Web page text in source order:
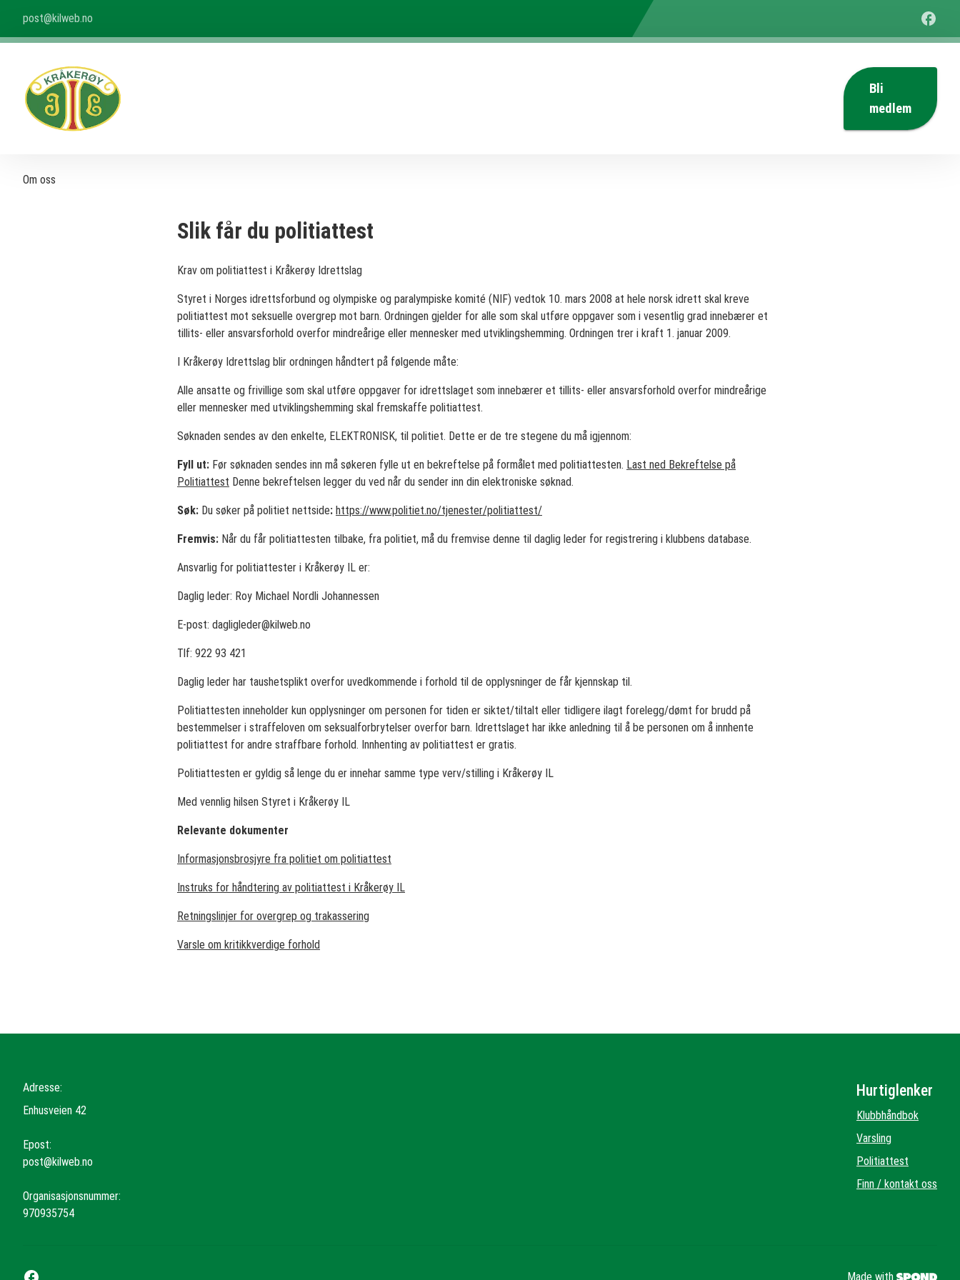
post@kilweb.no
Bli
medlem
Om oss
Slik får du politiattest
Krav om politiattest i Kråkerøy Idrettslag
Styret i Norges idrettsforbund og olympiske og paralympiske komité (NIF) vedtok 10. mars 2008 at hele norsk idrett skal kreve
politiattest mot seksuelle overgrep mot barn. Ordningen gjelder for alle som skal utføre oppgaver som i vesentlig grad innebærer et
tillits- eller ansvarsforhold overfor mindreårige eller mennesker med utviklingshemming. Ordningen trer i kraft 1. januar 2009.
I Kråkerøy Idrettslag blir ordningen håndtert på følgende måte:
Alle ansatte og frivillige som skal utføre oppgaver for idrettslaget som innebærer et tillits- eller ansvarsforhold overfor mindreårige
eller mennesker med utviklingshemming skal fremskaffe politiattest.
Søknaden sendes av den enkelte, ELEKTRONISK, til politiet. Dette er de tre stegene du må igjennom:
Fyll ut: Før søknaden sendes inn må søkeren fylle ut en bekreftelse på formålet med politiattesten. Last ned Bekreftelse på
Politiattest Denne bekreftelsen legger du ved når du sender inn din elektroniske søknad.
Søk: Du søker på politiet nettside: https://www.politiet.no/tjenester/politiattest/
Fremvis: Når du får politiattesten tilbake, fra politiet, må du fremvise denne til daglig leder for registrering i klubbens database.
Ansvarlig for politiattester i Kråkerøy IL er:
Daglig leder: Roy Michael Nordli Johannessen
E-post: dagligleder@kilweb.no
Tlf: 922 93 421
Daglig leder har taushetsplikt overfor uvedkommende i forhold til de opplysninger de får kjennskap til.
Politiattesten inneholder kun opplysninger om personen for tiden er siktet/tiltalt eller tidligere ilagt forelegg/dømt for brudd på
bestemmelser i straffeloven om seksualforbrytelser overfor barn. Idrettslaget har ikke anledning til å be personen om å innhente
politiattest for andre straffbare forhold. Innhenting av politiattest er gratis.
Politiattesten er gyldig så lenge du er innehar samme type verv/stilling i Kråkerøy IL
Med vennlig hilsen Styret i Kråkerøy IL
Relevante dokumenter
Informasjonsbrosjyre fra politiet om politiattest
Instruks for håndtering av politiattest i Kråkerøy IL
Retningslinjer for overgrep og trakassering
Varsle om kritikkverdige forhold
Adresse:
Enhusveien 42
Epost:
post@kilweb.no
Organisasjonsnummer:
970935754
Hurtiglenker
Klubbhåndbok
Varsling
Politiattest
Finn / kontakt oss
Made with